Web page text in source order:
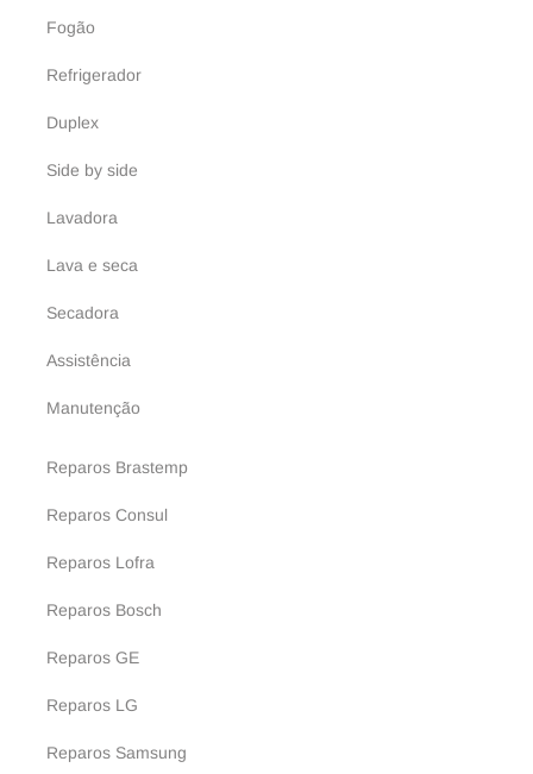
Fogão
Refrigerador
Duplex
Side by side
Lavadora
Lava e seca
Secadora
Assistência
Manutenção
Reparos Brastemp
Reparos Consul
Reparos Lofra
Reparos Bosch
Reparos GE
Reparos LG
Reparos Samsung